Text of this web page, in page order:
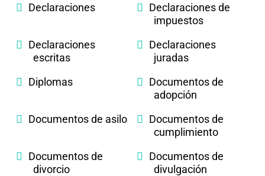
Declaraciones
Declaraciones de
impuestos
Declaraciones
escritas
Declaraciones
juradas
Diplomas
Documentos de
adopción
Documentos de asilo
Documentos de
cumplimiento
Documentos de
divorcio
Documentos de
divulgación